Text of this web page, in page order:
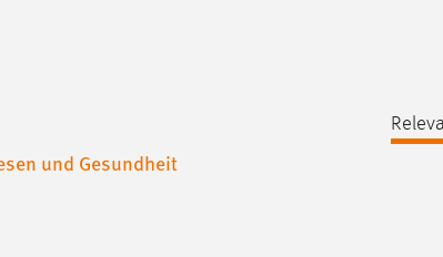
und Gesundheit